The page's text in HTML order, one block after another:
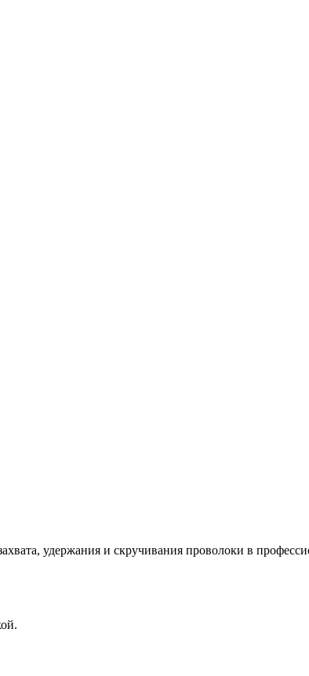
удержания и скручивания проволоки в